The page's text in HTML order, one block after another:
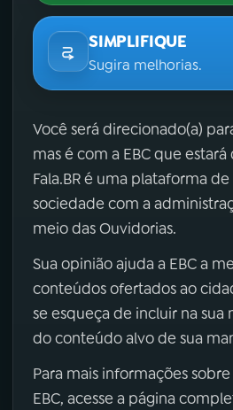
SIMPLIFIQUE
Sugira melhorias.
Você será direcionado(a)
mas é com a EBC que
Fala.BR é uma plataforma
sociedade com a
meio das Ouvidorias.
Sua opinião ajuda a EBC a
conteúdos ofertados ao
se esqueça de incluir na sua
do conteúdo alvo de sua
Para mais informações
EBC, acesse a página